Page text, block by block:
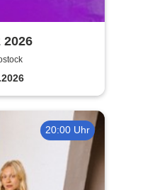
2026
20:00 Uhr